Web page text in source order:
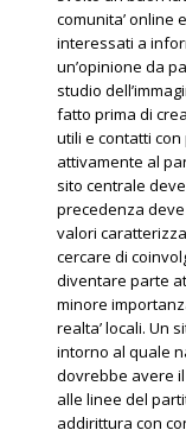
comunita’ online
interessati a
un’opinione da
studio
fatto prima di
utili e contatti
attivamente al
sito centrale
precedenza deve
valori
cercare di
diventare parte
minore
realta’ locali. Un
intorno al quale
dovrebbe avere
alle linee del
addirittura con